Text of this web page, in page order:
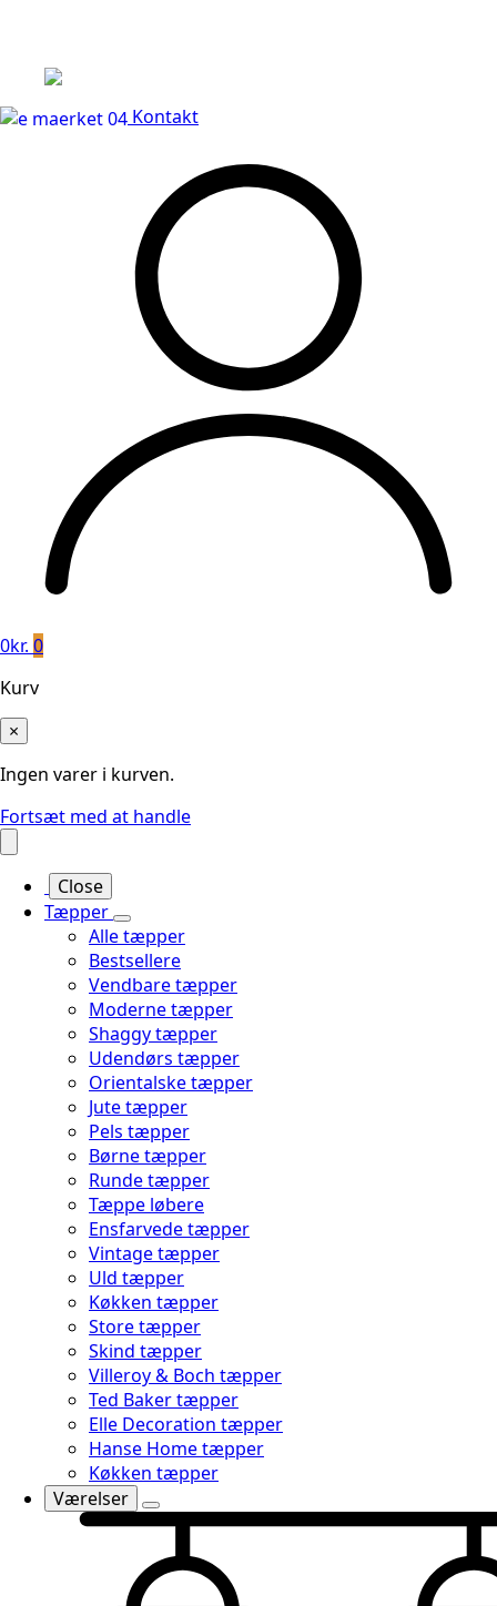
Kontakt
0kr. 0
Kurv
×
Ingen varer i kurven.
Fortsæt med at handle
Close
Tæpper
Alle tæpper
Bestsellere
Vendbare tæpper
Moderne tæpper
Shaggy tæpper
Udendørs tæpper
Orientalske tæpper
Jute tæpper
Pels tæpper
Børne tæpper
Runde tæpper
Tæppe løbere
Ensfarvede tæpper
Vintage tæpper
Uld tæpper
Køkken tæpper
Store tæpper
Skind tæpper
Villeroy & Boch tæpper
Ted Baker tæpper
Elle Decoration tæpper
Hanse Home tæpper
Køkken tæpper
Værelser